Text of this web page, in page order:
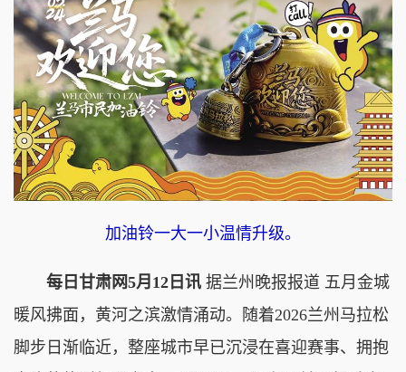
加油铃一大一小温情升级。
每日甘肃网5月12日讯 据兰州晚报报道 五月金城
暖风拂面，黄河之滨激情涌动。随着2026兰州马拉松
脚步日渐临近，整座城市早已沉浸在喜迎赛事、拥抱